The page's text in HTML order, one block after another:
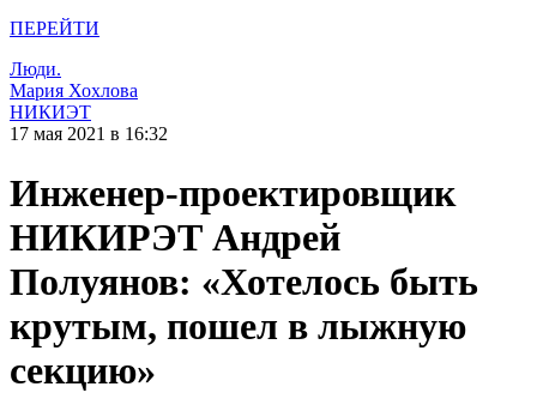
ПЕРЕЙТИ
Люди.
Мария Хохлова
НИКИЭТ
17 мая 2021 в 16:32
Инженер-проектировщик
НИКИРЭТ Андрей
Полуянов: «Хотелось быть
крутым, пошел в лыжную
секцию»